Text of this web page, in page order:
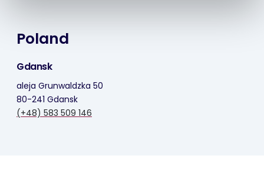
Poland
Gdansk
aleja Grunwaldzka 50
80-241 Gdansk
(+48) 583 509 146